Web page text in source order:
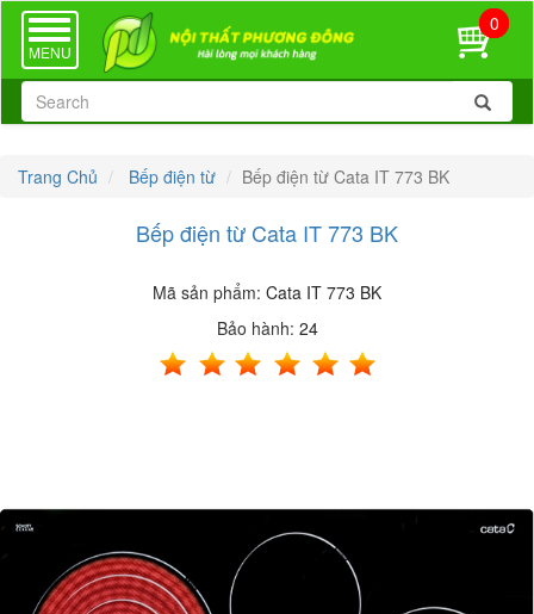
TOGGLE
NAVIGATION
MENU
0
Trang Chủ Bếp điện từ Bếp điện từ Cata IT 773 BK
Bếp điện từ Cata IT 773 BK
Mã sản phẩm: Cata IT 773 BK
Bảo hành: 24